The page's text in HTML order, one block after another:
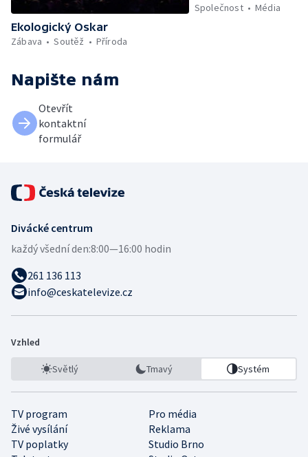
Ekologický Oskar
Zábava
Soutěž Příroda
Společnost
Média
Napište nám
Otevřít
kontaktní
formulář
Divácké centrum
každý všední den:8:00—16:00 hodin
261 136 113
info@ceskatelevize.cz
Vzhled
Světlý Tmavý Systém
TV program
Pro média
Živé vysílání
Reklama
TV poplatky
Studio Brno